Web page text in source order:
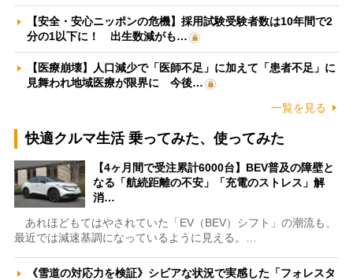
【安全・安心ニッポンの危機】採用試験受験者数は10年間で2
分の1以下に！ 出生数減がも…
【医療崩壊】人口減少で「医師不足」に加えて「患者不足」に
見舞われ地域医療が限界に 今後…
一覧を見る
快適クルマ生活 乗ってみた、使ってみた
【4ヶ月間で受注累計6000台】BEV普及の障壁と
なる「航続距離の不安」「充電のストレス」解
消…
あれほどもてはやされていた「EV（BEV）シフト」の潮流も、
最近では減速基調になっているように見える。…
《雪道の対応力を検証》シビアな状況で実感した「フォレスタ